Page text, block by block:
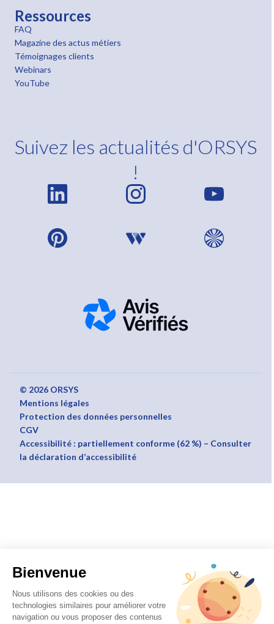
Bienvenue
Nous utilisons des cookies ou des
technologies similaires pour améliorer votre
navigation ou vous proposer des contenus
Ressources
FAQ
Magazine des actus métiers
Témoignages clients
Webinars
YouTube
Suivez les actualités d'ORSYS
!
© 2026 ORSYS
Mentions légales
Protection des données personnelles
CGV
Accessibilité : partiellement conforme (62 %) – Consulter
la déclaration d’accessibilité